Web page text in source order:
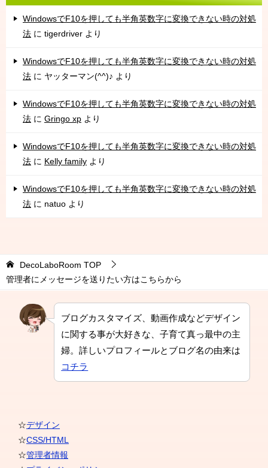
WindowsでF10を押しても半角英数字に変換できない時の対処
法 に tigerdriver より
WindowsでF10を押しても半角英数字に変換できない時の対処
法 に ヤッターマン(^^)♪ より
WindowsでF10を押しても半角英数字に変換できない時の対処
法 に Gringo xp より
WindowsでF10を押しても半角英数字に変換できない時の対処
法 に Kelly family より
WindowsでF10を押しても半角英数字に変換できない時の対処
法 に natuo より
DecoLaboRoom TOP
管理者にメッセージを送りたい方はこちらから
ブログカスタマイズ、動画作成などデザイン
に関する事が大好きな、子育て真っ最中の主
婦。詳しいプロフィールとブログ名の由来は
コチラ
☆デザイン
☆CSS/HTML
☆管理者情報